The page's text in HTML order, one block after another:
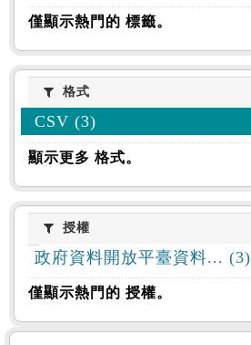
僅顯示熱門的 標籤。
格式格式
CSV (3)
顯示更多 格式。
授權授權
政府資料開放平臺資料... (3)
僅顯示熱門的 授權。